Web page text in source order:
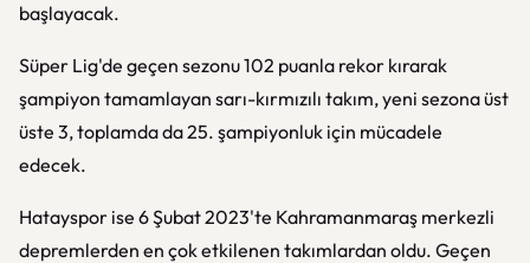
başlayacak.
Süper Lig'de geçen sezonu 102 puanla rekor kırarak
şampiyon tamamlayan sarı-kırmızılı takım, yeni sezona üst
üste 3, toplamda da 25. şampiyonluk için mücadele
edecek.
Hatayspor ise 6 Şubat 2023'te Kahramanmaraş merkezli
depremlerden en çok etkilenen takımlardan oldu. Geçen